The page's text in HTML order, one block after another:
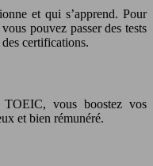
et qui s’apprend. Pour
pouvez passer des tests
certifications.
vous boostez vos
et bien rémunéré.